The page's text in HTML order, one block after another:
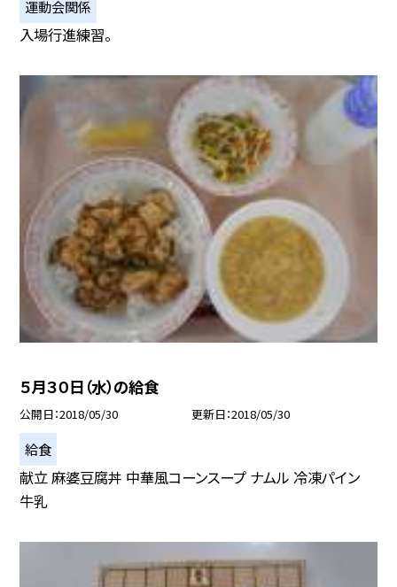
運動会関係
入場行進練習。
５月３０日（水）の給食
公開日 2018/05/30 更新日 2018/05/30
給食
献立 麻婆豆腐丼 中華風コーンスープ ナムル 冷凍パイン
牛乳